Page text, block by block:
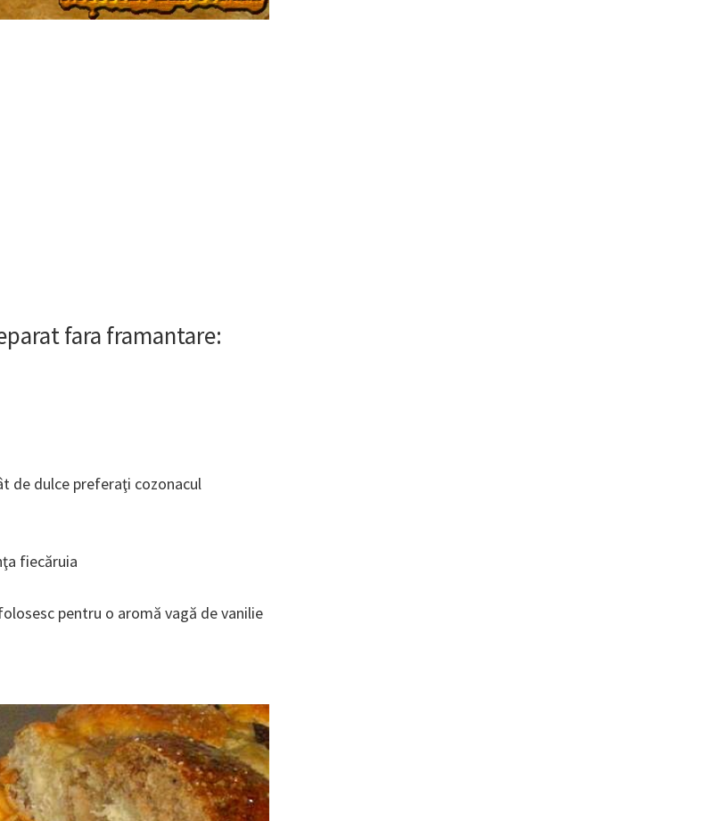
fara framantare:
de dulce preferaţi cozonacul
fiecăruia
pentru o aromă vagă de vanilie